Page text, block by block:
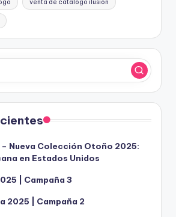
venta de catalogo ilusion
Colección Otoño 2025:
en Estados Unidos
| Campaña 3
2025 | Campaña 2